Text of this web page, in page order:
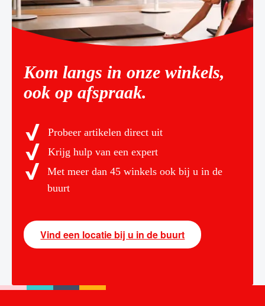
Kom langs in onze winkels,
ook op afspraak.
Probeer artikelen direct uit
Krijg hulp van een expert
Met meer dan 45 winkels ook bij u in de
buurt
Vind een locatie bij u in de buurt